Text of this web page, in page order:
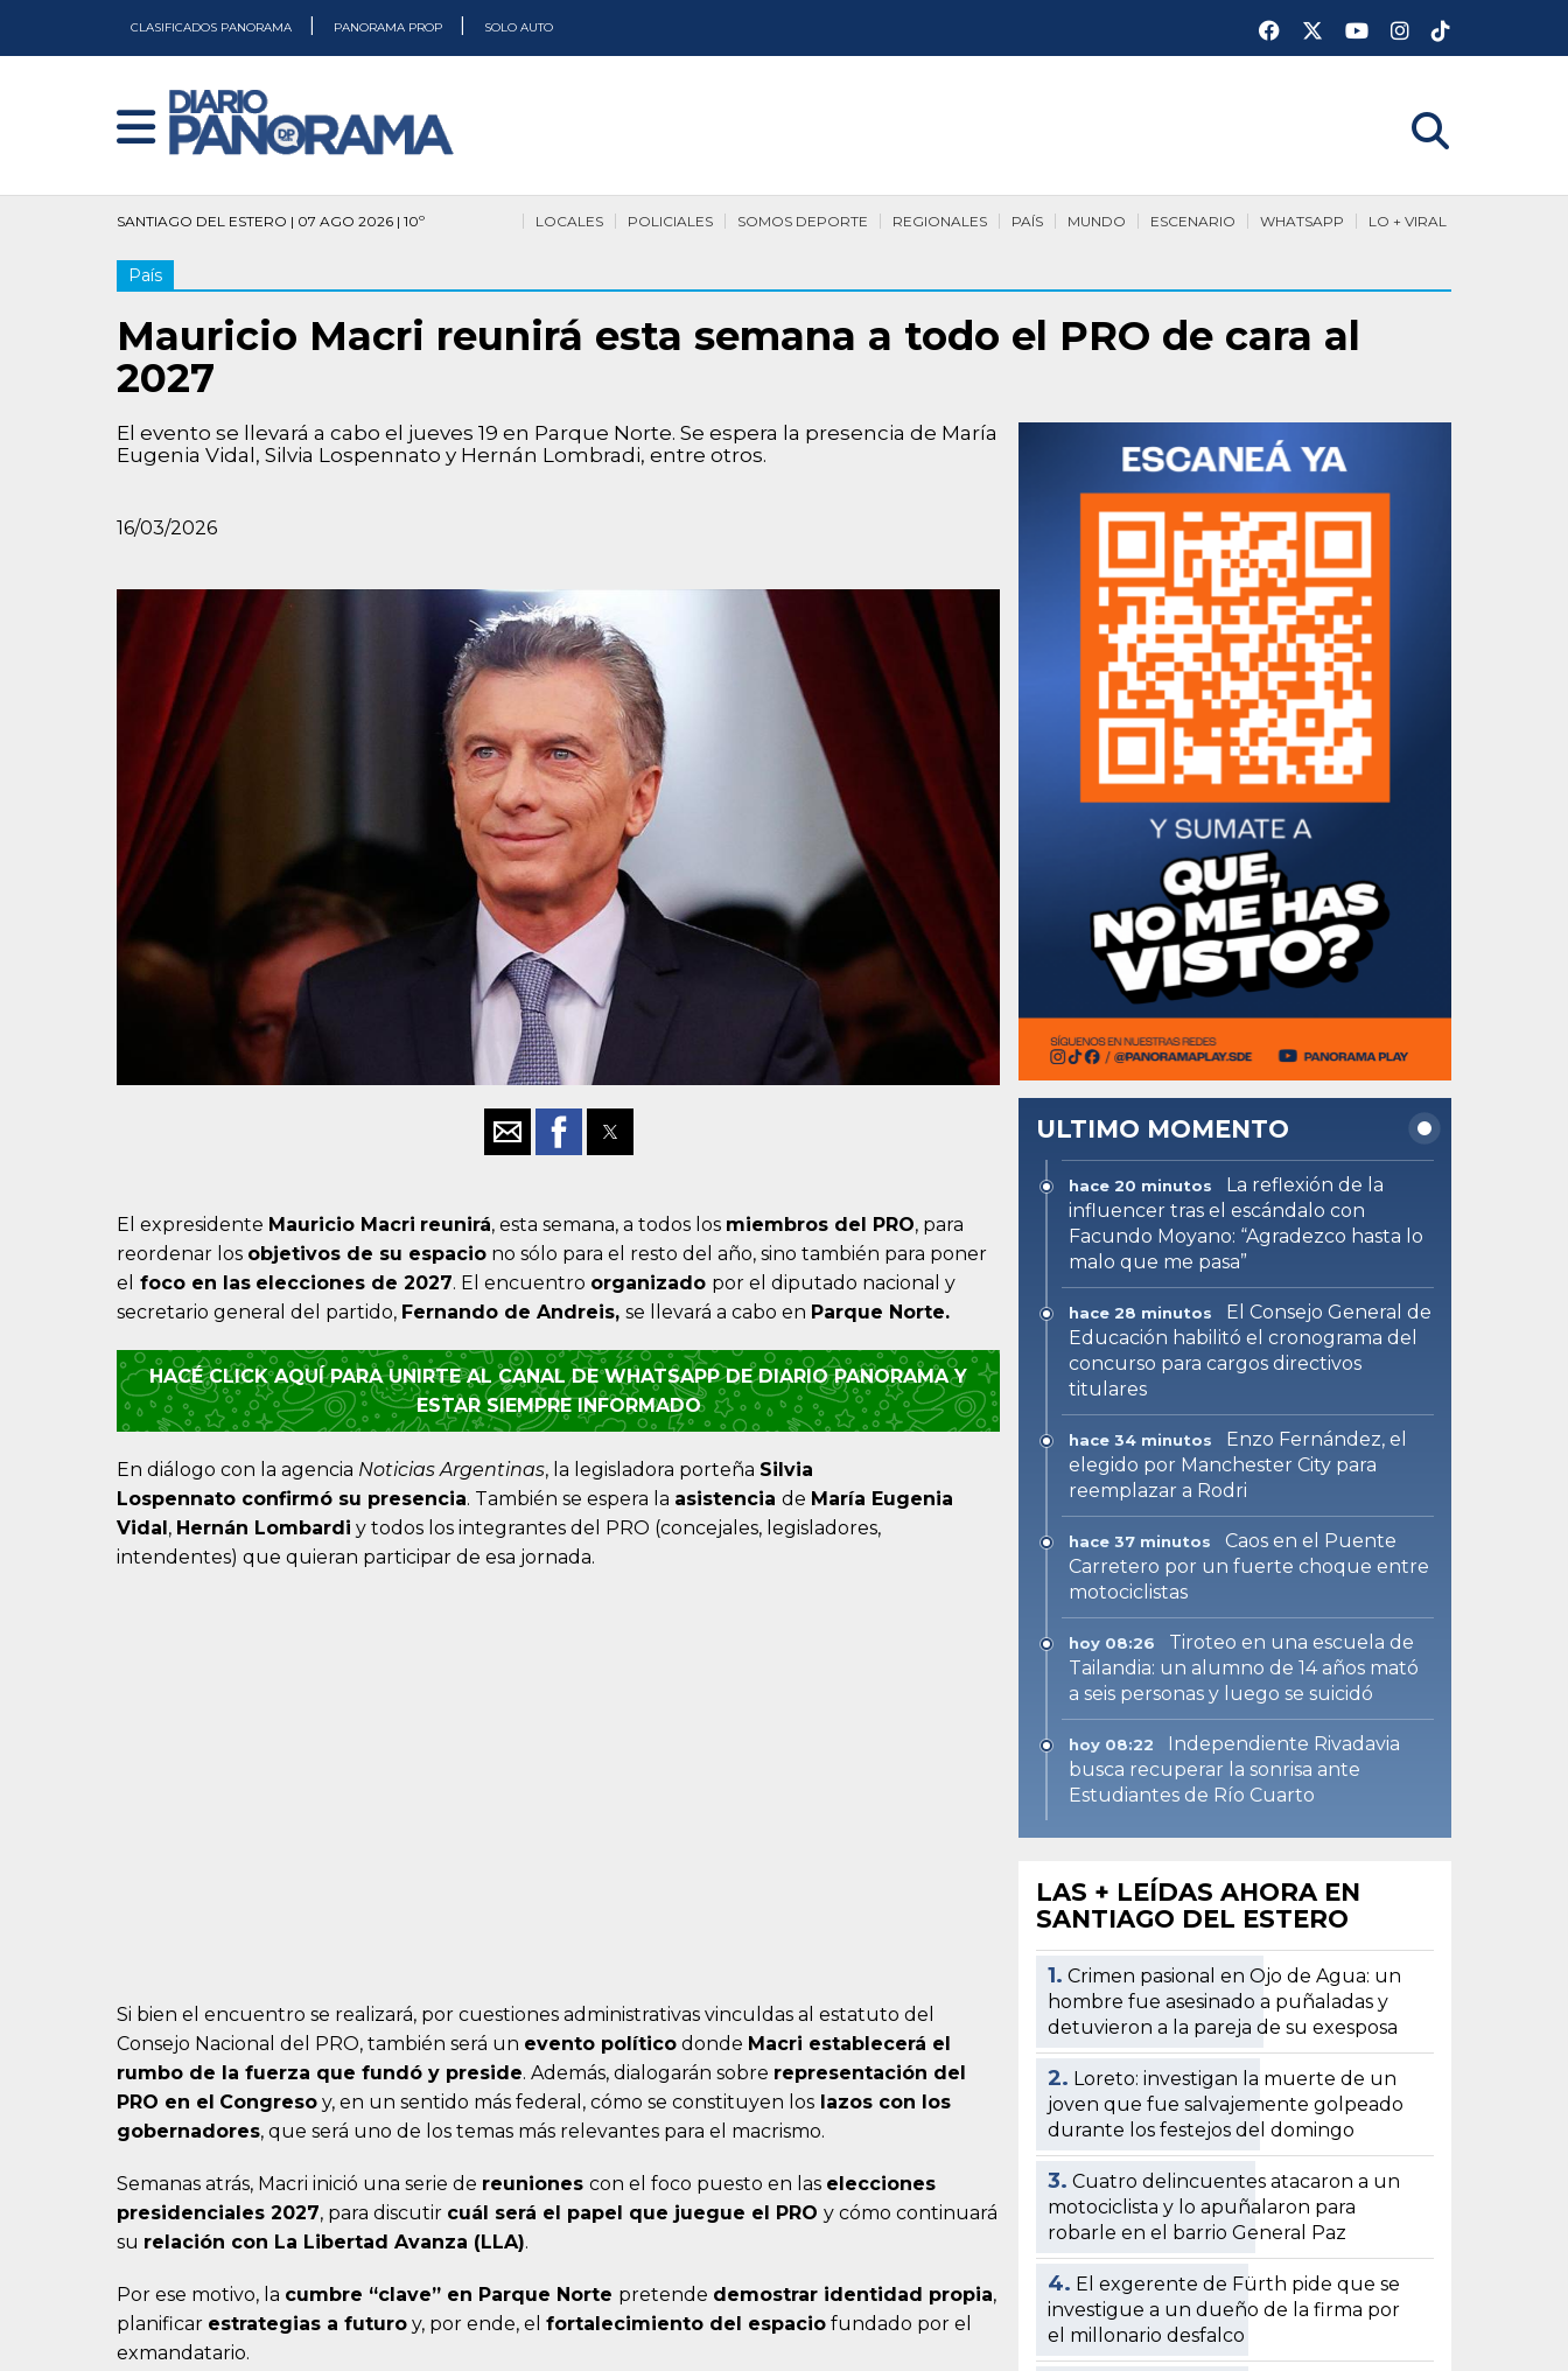
CLASIFICADOS PANORAMA PANORAMA PROP SOLO AUTO
SANTIAGO DEL ESTERO | 07 AGO 2026 | 10º LO + VIRAL
WHATSAPP
ESCENARIO
MUNDO
PAÍS
REGIONALES
SOMOS DEPORTE
POLICIALES
LOCALES
País
Mauricio Macri reunirá esta semana a todo el PRO de cara al
2027
El evento se llevará a cabo el jueves 19 en Parque Norte. Se espera la presencia de María
Eugenia Vidal, Silvia Lospennato y Hernán Lombradi, entre otros.
16/03/2026
El expresidente Mauricio Macri reunirá, esta semana, a todos los miembros del PRO, para
reordenar los objetivos de su espacio no sólo para el resto del año, sino también para poner
el foco en las elecciones de 2027. El encuentro organizado por el diputado nacional y
secretario general del partido, Fernando de Andreis, se llevará a cabo en Parque Norte.
HACÉ CLICK AQUÍ PARA UNIRTE AL CANAL DE WHATSAPP DE DIARIO PANORAMA Y
ESTAR SIEMPRE INFORMADO
En diálogo con la agencia Noticias Argentinas, la legisladora porteña Silvia
Lospennato confirmó su presencia. También se espera la asistencia de María Eugenia
Vidal , Hernán Lombardi y todos los integrantes del PRO (concejales, legisladores,
intendentes) que quieran participar de esa jornada.
Si bien el encuentro se realizará, por cuestiones administrativas vinculdas al estatuto del
Consejo Nacional del PRO, también será un evento político donde Macri establecerá el
rumbo de la fuerza que fundó y preside. Además, dialogarán sobre representación del
PRO en el Congreso y, en un sentido más federal, cómo se constituyen los lazos con los
gobernadores, que será uno de los temas más relevantes para el macrismo.
Semanas atrás, Macri inició una serie de reuniones con el foco puesto en las elecciones
presidenciales 2027, para discutir cuál será el papel que juegue el PRO y cómo continuará
su relación con La Libertad Avanza (LLA).
Por ese motivo, la cumbre “clave” en Parque Norte pretende demostrar identidad propia,
planificar estrategias a futuro y, por ende, el fortalecimiento del espacio fundado por el
exmandatario.
ULTIMO MOMENTO
hace 20 minutos
La reflexión de la
influencer tras el escándalo con
Facundo Moyano: “Agradezco hasta lo
malo que me pasa”
hace 28 minutos
El Consejo General de
Educación habilitó el cronograma del
concurso para cargos directivos
titulares
hace 34 minutos
Enzo Fernández, el
elegido por Manchester City para
reemplazar a Rodri
hace 37 minutos
Caos en el Puente
Carretero por un fuerte choque entre
motociclistas
hoy 08:26
Tiroteo en una escuela de
Tailandia: un alumno de 14 años mató
a seis personas y luego se suicidó
hoy 08:22
Independiente Rivadavia
busca recuperar la sonrisa ante
Estudiantes de Río Cuarto
LAS + LEÍDAS AHORA EN
SANTIAGO DEL ESTERO
1. Crimen pasional en Ojo de Agua: un
hombre fue asesinado a puñaladas y
detuvieron a la pareja de su exesposa
2. Loreto: investigan la muerte de un
joven que fue salvajemente golpeado
durante los festejos del domingo
3. Cuatro delincuentes atacaron a un
motociclista y lo apuñalaron para
robarle en el barrio General Paz
4. El exgerente de Fürth pide que se
investigue a un dueño de la firma por
el millonario desfalco